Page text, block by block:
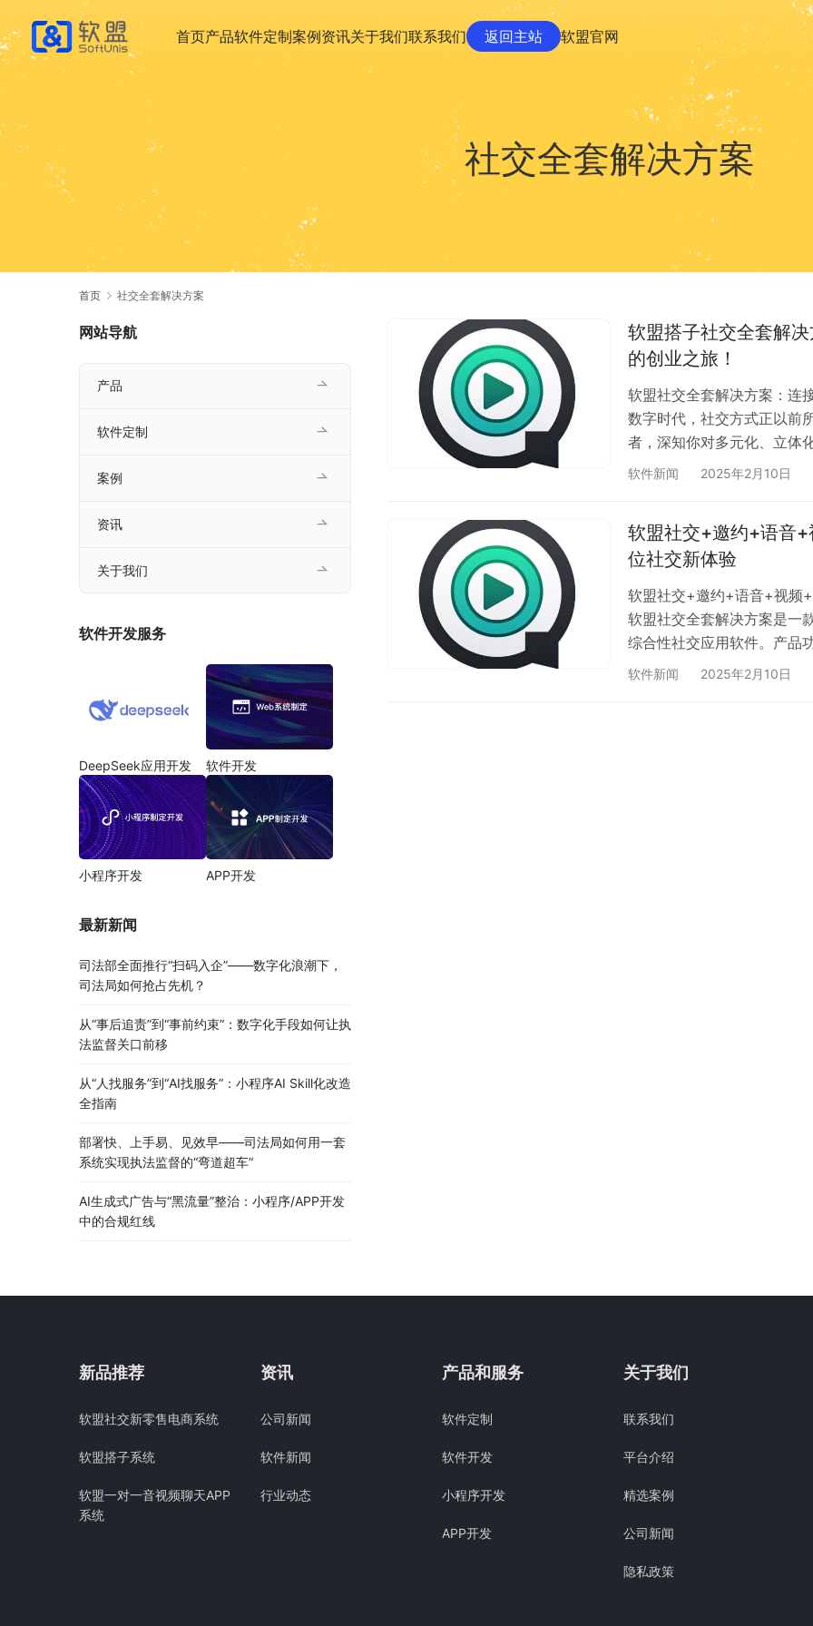
首页产品软件定制案例资讯关于我们联系我们 返回主站 软盟官网
社交全套解决方案
首页 社交全套解决方案
软盟搭子社交全套解
的创业之旅！
软盟社交全套解决方案：连
数字时代，社交方式正以前
者，深知你对多元化、立体
语音、视频、直播、任务于
理位置等多维度信息，为你
己，…
软件新闻 2025年2月10日
软盟社交+邀约+语音
位社交新体验
软盟社交+邀约+语音+视频
软盟社交全套解决方案是一
综合性社交应用软件。产品
平台、高清语音视频通话、
软件新闻 2025年2月10日
网站导航
产品
软件定制
案例
资讯
关于我们
软件开发服务
DeepSeek应用开发 软件开发
小程序开发 APP开发
最新新闻
司法部全面推行“扫码入企”——数字化浪潮下，
司法局如何抢占先机？
从“事后追责”到“事前约束”：数字化手段如何让执
法监督关口前移
从“人找服务”到“AI找服务”：小程序AI Skill化改造
全指南
部署快、上手易、见效早——司法局如何用一套
系统实现执法监督的“弯道超车”
AI生成式广告与“黑流量”整治：小程序/APP开发
中的合规红线
新品推荐
软盟社交新零售电商系统
软盟搭子系统
软盟一对一音视频聊天APP
系统
资讯
公司新闻
软件新闻
行业动态
产品和服务
软件定制
软件开发
小程序开发
APP开发
关于我们
联系我们
平台介绍
精选案例
公司新闻
隐私政策